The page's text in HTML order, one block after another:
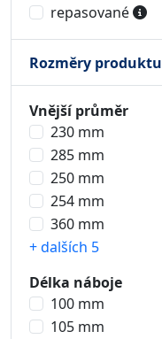
repasované
Rozměry produktu
Vnější průměr
230 mm
285 mm
250 mm
254 mm
360 mm
+ dalších 5
Délka náboje
100 mm
105 mm